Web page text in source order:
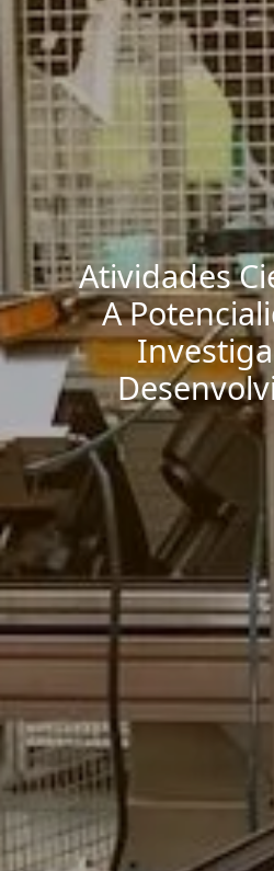
Atividades
A